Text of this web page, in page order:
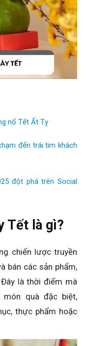
nổ Tết Ất Tỵ
đến trái tim khách
đột phá trên Social
Tết là gì?
chiến lược truyền
bán các sản phẩm,
là thời điểm mà
quà đặc biệt,
thực phẩm hoặc